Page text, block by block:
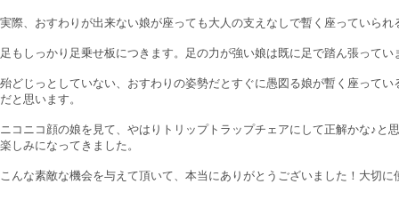
実際、おすわりが出来ない娘が座っても大人の支えなしで暫く座っていられ
足もしっかり足乗せ板につきます。足の力が強い娘は既に足で踏ん張ってい
殆どじっとしていない、おすわりの姿勢だとすぐに愚図る娘が暫く座って
だと思います。
ニコニコ顔の娘を見て、やはりトリップトラップチェアにして正解かな♪と
楽しみになってきました。
こんな素敵な機会を与えて頂いて、本当にありがとうございました！大切に